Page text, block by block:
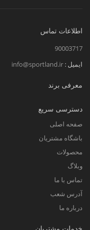
اطلاعات تماس
90003717
ایمیل : info@sportland.ir
معرفی برند
دسترسی سریع
صفحه اصلی
باشگاه مشتریان
محصولات
وبلاگ
تماس با ما
آدرس شعب
درباره ما